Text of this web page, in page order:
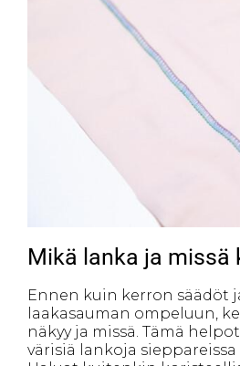
Mikä lanka ja missä
Ennen kuin kerron säädöt
laakasauman ompeluun,
näkyy ja missä. Tämä
värisiä lankoja